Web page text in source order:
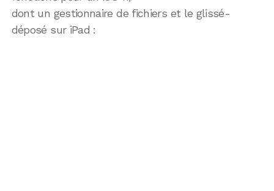
dont un gestionnaire de fichiers et le glissé-
déposé sur iPad :